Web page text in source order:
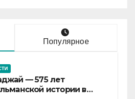
Популярное
— 575 лет
истории в